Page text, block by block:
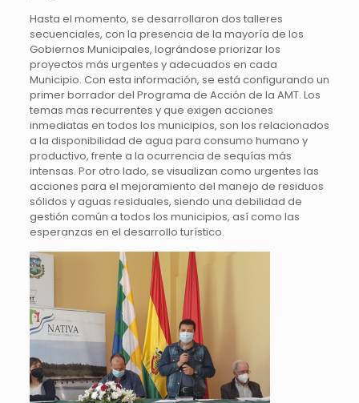
Hasta el momento, se desarrollaron dos talleres
secuenciales, con la presencia de la mayoría de los
Gobiernos Municipales, lográndose priorizar los
proyectos más urgentes y adecuados en cada
Municipio. Con esta información, se está configurando un
primer borrador del Programa de Acción de la AMT. Los
temas mas recurrentes y que exigen acciones
inmediatas en todos los municipios, son los relacionados
a la disponibilidad de agua para consumo humano y
productivo, frente a la ocurrencia de sequías más
intensas. Por otro lado, se visualizan como urgentes las
acciones para el mejoramiento del manejo de residuos
sólidos y aguas residuales, siendo una debilidad de
gestión común a todos los municipios, así como las
esperanzas en el desarrollo turístico.